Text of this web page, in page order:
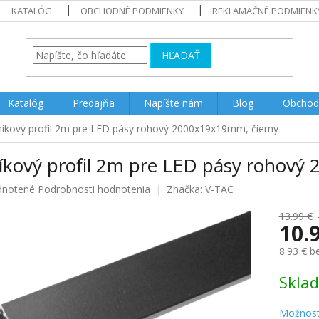
KATALÓG OBCHODNÉ PODMIENKY REKLAMAČNÉ
HĽADAŤ
Katalóg Predajňa Napíšte nám Blog
profil 2m pre LED pásy rohový 2000x19x19mm, čierny
profil 2m pre LED pásy rohový
Podrobnosti hodnotenia Značka: V-TAC
13.99 €
8.93 €
cena: